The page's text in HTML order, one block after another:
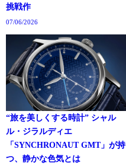
挑戦作
07/06/2026
“旅を美しくする時計” シャル
ル・ジラルディエ
「SYNCHRONAUT GMT」が持
つ、静かな色気とは